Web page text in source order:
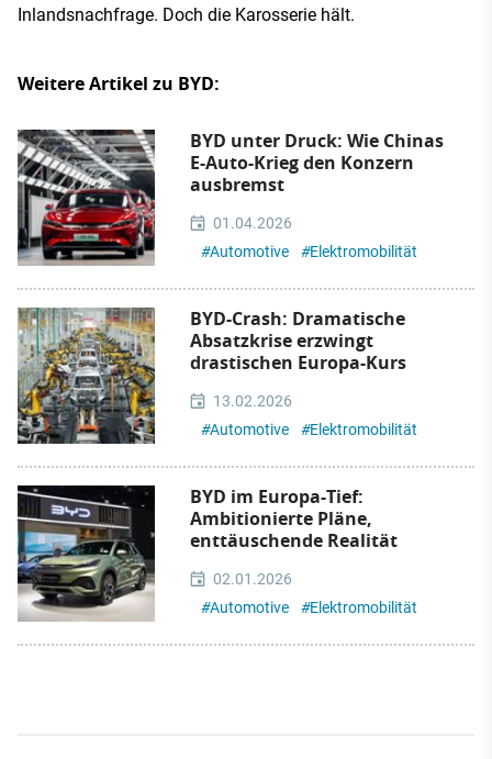
Inlandsnachfrage. Doch die Karosserie hält.
Weitere Artikel zu BYD:
BYD unter Druck: Wie Chinas
E-Auto-Krieg den Konzern
ausbremst
01.04.2026
#Automotive #Elektromobilität
BYD-Crash: Dramatische
Absatzkrise erzwingt
drastischen Europa-Kurs
13.02.2026
#Automotive #Elektromobilität
BYD im Europa-Tief:
Ambitionierte Pläne,
enttäuschende Realität
02.01.2026
#Automotive #Elektromobilität